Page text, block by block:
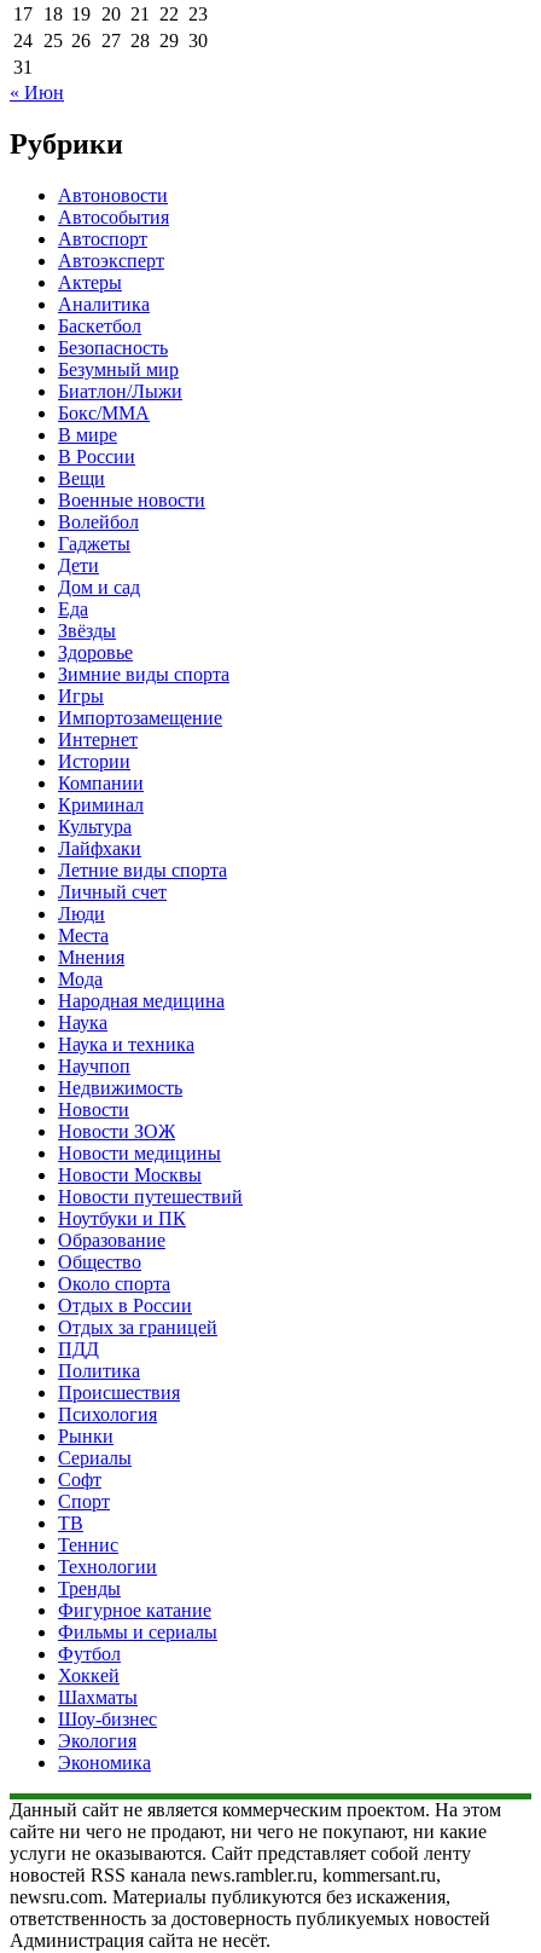
17 18 19 20 21 22 23
24 25 26 27 28 29 30
31
« Июн
Рубрики
Автоновости
Автособытия
Автоспорт
Автоэксперт
Актеры
Аналитика
Баскетбол
Безопасность
Безумный мир
Биатлон/Лыжи
Бокс/MMA
В мире
В России
Вещи
Военные новости
Волейбол
Гаджеты
Дети
Дом и сад
Еда
Звёзды
Здоровье
Зимние виды спорта
Игры
Импортозамещение
Интернет
Истории
Компании
Криминал
Культура
Лайфхаки
Летние виды спорта
Личный счет
Люди
Места
Мнения
Мода
Народная медицина
Наука
Наука и техника
Научпоп
Недвижимость
Новости
Новости ЗОЖ
Новости медицины
Новости Москвы
Новости путешествий
Ноутбуки и ПК
Образование
Общество
Около спорта
Отдых в России
Отдых за границей
ПДД
Политика
Происшествия
Психология
Рынки
Сериалы
Софт
Спорт
ТВ
Теннис
Технологии
Тренды
Фигурное катание
Фильмы и сериалы
Футбол
Хоккей
Шахматы
Шоу-бизнес
Экология
Экономика
Данный сайт не является коммерческим проектом. На этом
сайте ни чего не продают, ни чего не покупают, ни какие
услуги не оказываются. Сайт представляет собой ленту
новостей RSS канала news.rambler.ru, kommersant.ru,
newsru.com. Материалы публикуются без искажения,
ответственность за достоверность публикуемых новостей
Администрация сайта не несёт.